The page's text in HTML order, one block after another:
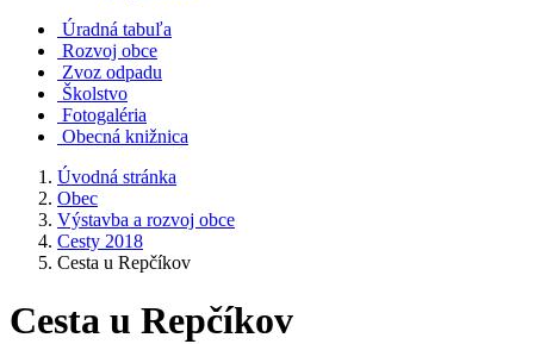
Úradná tabuľa
Rozvoj obce
Zvoz odpadu
Školstvo
Fotogaléria
Obecná knižnica
Úvodná stránka
Obec
Výstavba a rozvoj obce
Cesty 2018
Cesta u Repčíkov
Cesta u Repčíkov